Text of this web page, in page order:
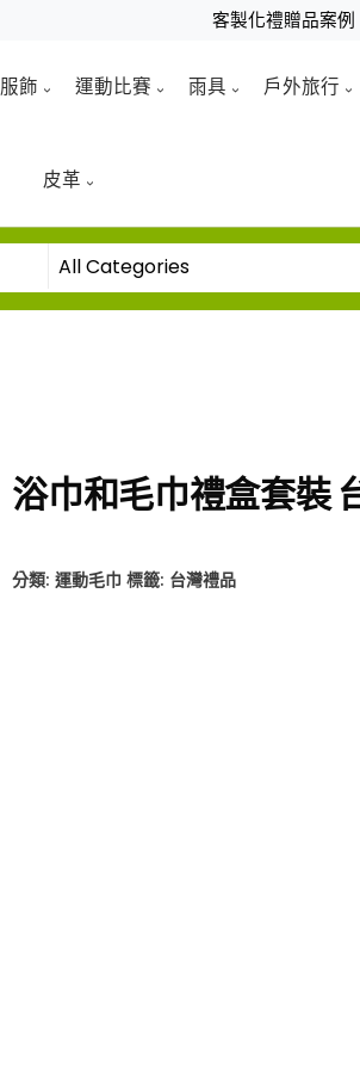
客製化禮贈品案例
服飾 運動比賽 雨具 戶外旅行
皮革
浴巾和毛巾禮盒套裝
分類:運動毛巾 標籤: 台灣禮品